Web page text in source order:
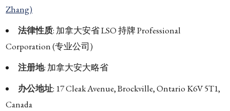
Zhang)
法律性质: 加拿大安省 LSO 持牌 Professional
Corporation (专业公司)
注册地: 加拿大安大略省
办公地址: 17 Cleak Avenue, Brockville, Ontario K6V 5T1,
Canada